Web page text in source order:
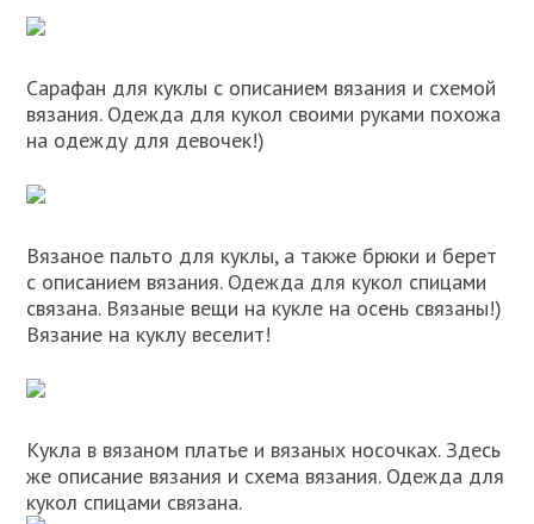
Сарафан для куклы с описанием вязания и схемой
вязания. Одежда для кукол своими руками похожа
на одежду для девочек!)
Вязаное пальто для куклы, а также брюки и берет
с описанием вязания. Одежда для кукол спицами
связана. Вязаные вещи на кукле на осень связаны!)
Вязание на куклу веселит!
Кукла в вязаном платье и вязаных носочках. Здесь
же описание вязания и схема вязания. Одежда для
кукол спицами связана.